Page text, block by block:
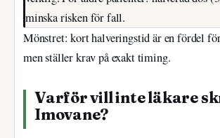
minska risken för fall.
Mönstret: kort halveringstid är en fördel
men ställer krav på exakt timing.
Varför vill inte läkare
Imovane?